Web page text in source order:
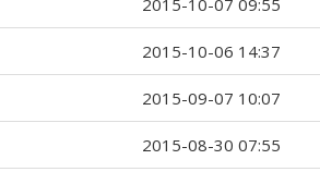
2015-10-07 09:55
2015-10-06 14:37
2015-09-07 10:07
2015-08-30 07:55